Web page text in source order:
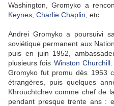
Washington, Gromyko a
Keynes Charlie Chaplin , etc.
Andrei Gromyko a poursuivi
soviétique permanent aux
puis en juin 1952,
plusieurs fois Winston Churchill
Gromyko fut promu dès 1953
étrangères, puis quelques
Khrouchtchev comme chef de
pendant presque trente ans :